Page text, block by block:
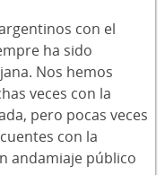
con el
ha sido
Nos hemos
veces con la
pero pocas veces
con la
andamiaje público